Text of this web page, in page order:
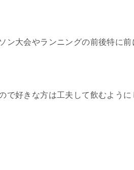
ン大会やランニングの前後特に
で好きな方は工夫して飲むよう